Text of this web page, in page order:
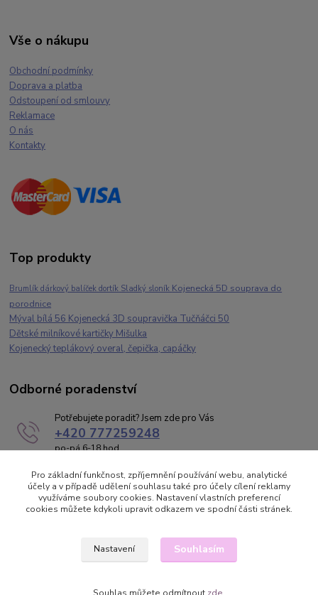
Vše o nákupu
Obchodní podmínky
Doprava a platba
Odstoupení od smlouvy
Reklamace
O nás
Kontakty
Top produkty
Brumlík dárkový balíček dortík Sladký sloník Kojenecká 5D souprava do
porodnice
Mýval bílá 56 Kojenecká 3D soupravička Tučňáčci 50
Dětské milníkové kartičky Mišulka
Kojenecký teplákový overal, čepička, capáčky
Odborné poradenství
Potřebujete poradit? Jsem zde pro Vás
+420 777259248
po-pá 6-18 hod
brumlik@kojeneckeobleceni.cz
Eshop rychle design na míru : PoradnyWeb.cz
Pro základní funkčnost, zpříjemnění používání webu, analytické
účely a v případě udělení souhlasu také pro účely cílení reklamy
využíváme soubory cookies. Nastavení vlastních preferencí
cookies můžete kdykoli upravit odkazem ve spodní části stránek.
Nastavení Souhlasím